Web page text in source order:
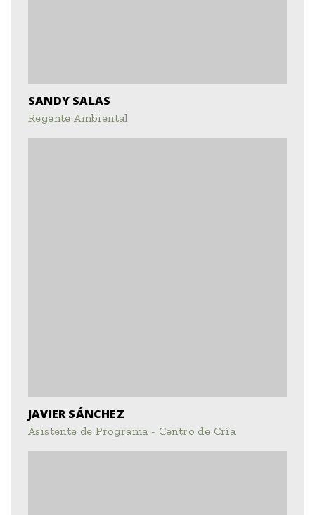
SANDY SALAS
Regente Ambiental
JAVIER SÁNCHEZ
Asistente de Programa - Centro de Cría